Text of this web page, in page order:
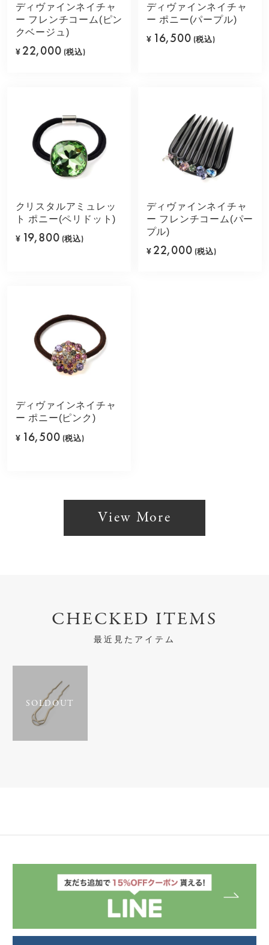
ディヴァインネイチャ
ー フレンチコーム(ピン
クベージュ)
¥ 22,000 (税込)
ディヴァインネイチャ
ー ポニー(パープル)
¥ 16,500 (税込)
クリスタルアミュレッ
ト ポニー(ペリドット)
¥ 19,800 (税込)
ディヴァインネイチャ
ー フレンチコーム(パー
プル)
¥ 22,000 (税込)
ディヴァインネイチャ
ー ポニー(ピンク)
¥ 16,500 (税込)
View More
CHECKED ITEMS
最近見たアイテム
SOLDOUT